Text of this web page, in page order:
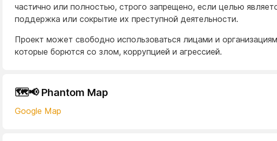
частично или полностью, строго запрещено, если целью
поддержка или сокрытие их преступной деятельности.
Проект может свободно использоваться лицами и
которые борются со злом, коррупцией и агрессией.
🗺️📢 Phantom Map
Google Map